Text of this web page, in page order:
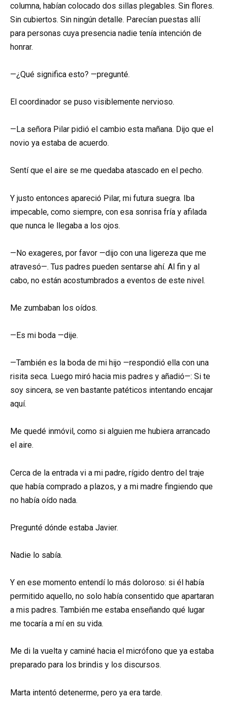
columna, habían colocado dos sillas plegables. Sin flores.
Sin cubiertos. Sin ningún detalle. Parecían puestas allí
para personas cuya presencia nadie tenía intención de
honrar.
—¿Qué significa esto? —pregunté.
El coordinador se puso visiblemente nervioso.
—La señora Pilar pidió el cambio esta mañana. Dijo que el
novio ya estaba de acuerdo.
Sentí que el aire se me quedaba atascado en el pecho.
Y justo entonces apareció Pilar, mi futura suegra. Iba
impecable, como siempre, con esa sonrisa fría y afilada
que nunca le llegaba a los ojos.
—No exageres, por favor —dijo con una ligereza que me
atravesó—. Tus padres pueden sentarse ahí. Al fin y al
cabo, no están acostumbrados a eventos de este nivel.
Me zumbaban los oídos.
—Es mi boda —dije.
—También es la boda de mi hijo —respondió ella con una
risita seca. Luego miró hacia mis padres y añadió—: Si te
soy sincera, se ven bastante patéticos intentando encajar
aquí.
Me quedé inmóvil, como si alguien me hubiera arrancado
el aire.
Cerca de la entrada vi a mi padre, rígido dentro del traje
que había comprado a plazos, y a mi madre fingiendo que
no había oído nada.
Pregunté dónde estaba Javier.
Nadie lo sabía.
Y en ese momento entendí lo más doloroso: si él había
permitido aquello, no solo había consentido que apartaran
a mis padres. También me estaba enseñando qué lugar
me tocaría a mí en su vida.
Me di la vuelta y caminé hacia el micrófono que ya estaba
preparado para los brindis y los discursos.
Marta intentó detenerme, pero ya era tarde.